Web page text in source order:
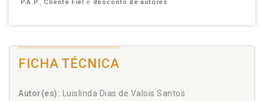
P.A.P., Cliente Fiel e desconto de autores
FICHA TÉCNICA
Autor(es): Luislinda Dias de Valois Santos